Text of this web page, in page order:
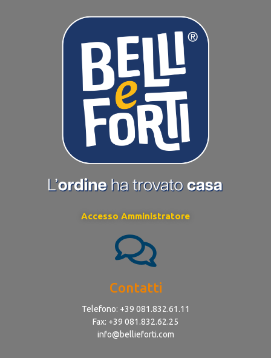
Accesso Amministratore
Contatti
Telefono: +39 081.832.61.11
Fax: +39 081.832.62.25
info@bellieforti.com